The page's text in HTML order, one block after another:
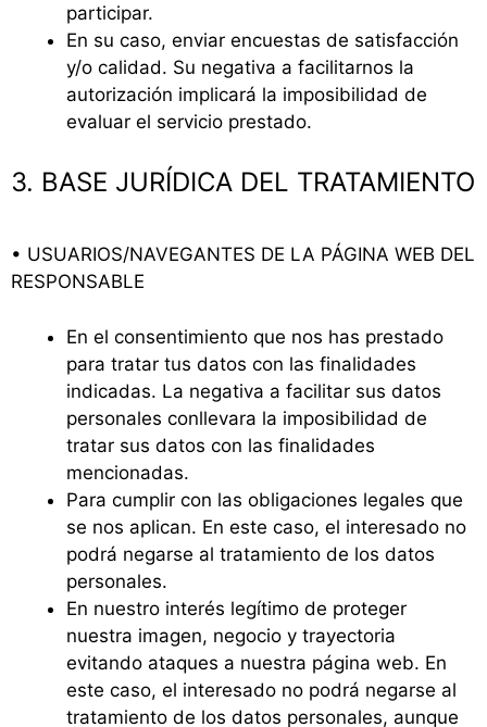
participar.
En su caso, enviar encuestas de satisfacción
y/o calidad. Su negativa a facilitarnos la
autorización implicará la imposibilidad de
evaluar el servicio prestado.
3. BASE JURÍDICA DEL TRATAMIENTO
• USUARIOS/NAVEGANTES DE LA PÁGINA WEB DEL
RESPONSABLE
En el consentimiento que nos has prestado
para tratar tus datos con las finalidades
indicadas. La negativa a facilitar sus datos
personales conllevara la imposibilidad de
tratar sus datos con las finalidades
mencionadas.
Para cumplir con las obligaciones legales que
se nos aplican. En este caso, el interesado no
podrá negarse al tratamiento de los datos
personales.
En nuestro interés legítimo de proteger
nuestra imagen, negocio y trayectoria
evitando ataques a nuestra página web. En
este caso, el interesado no podrá negarse al
tratamiento de los datos personales, aunque